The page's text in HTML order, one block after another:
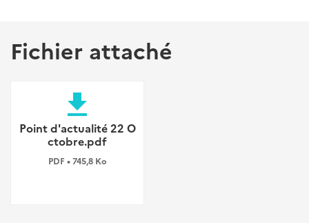
Fichier attaché
file_download
Point d'actualité 22 O
ctobre.pdf
PDF • 745,8 Ko